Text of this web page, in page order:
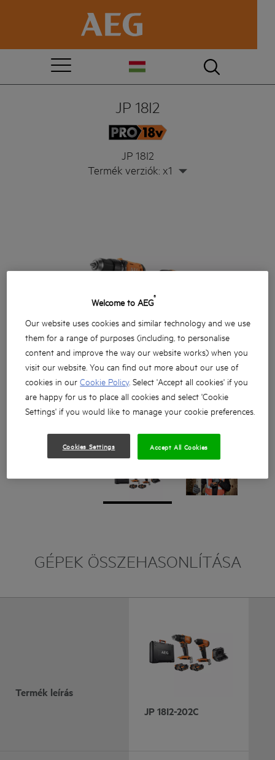
JP 18I2
JP 18I2
Termék verziók: x1
GÉPEK ÖSSZEHASONLÍTÁSA
Termék leírás
JP 18I2-202C
Welcome to AEG®
Our website uses cookies and similar technology and we use
them for a range of purposes (including, to personalise
content and improve the way our website works) when you
visit our website. You can find out more about our use of
cookies in ourCookie Policy. Select 'Accept all cookies' if you
are happy for us to place all cookies and select 'Cookie
Settings' if you would like to manage your cookie preferences.
Cookies Settings Accept All Cookies